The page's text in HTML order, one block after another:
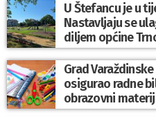
U Štefancu je u
Nastavljaju se
diljem općine
Grad
osigurao radne
obrazovni